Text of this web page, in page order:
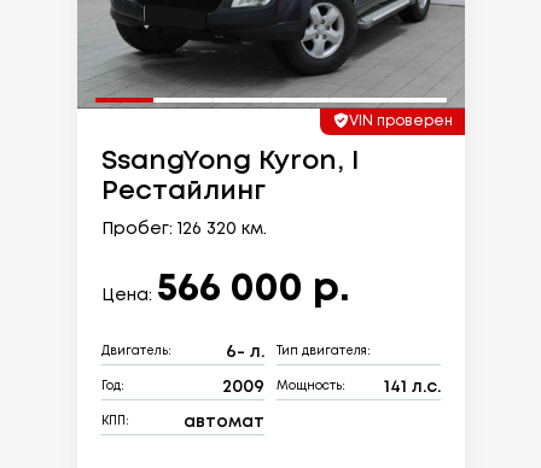
VIN проверен
SsangYong Kyron, I
Рестайлинг
Пробег: 126 320 км.
Цена: 566 000 р.
Двигатель: 6- л. Тип двигателя:
Год: 2009 Мощность: 141 л.с.
КПП: автомат